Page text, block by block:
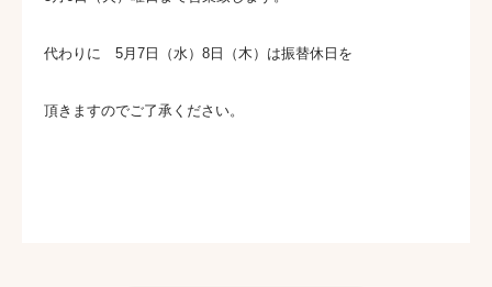
代わりに 5月7日（水）8日（木）は振替休日を
頂きますのでご了承ください。